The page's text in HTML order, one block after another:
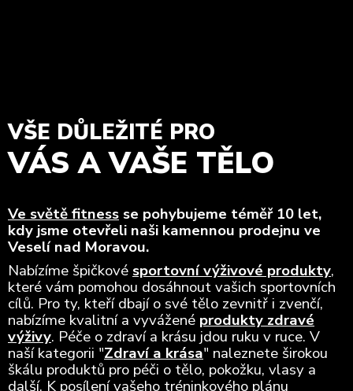
VŠE DŮLEŽITÉ PRO
VÁS A VAŠE TĚLO
Ve světě fitness se pohybujeme téměř 10 let,
kdy jsme otevřeli naši kamennou prodejnu ve
Veselí nad Moravou.
Nabízíme špičkové sportovní výživové produkty,
které vám pomohou dosáhnout vašich sportovních
cílů. Pro ty, kteří dbají o své tělo zevnitř i zvenčí,
nabízíme kvalitní a vyvážené produkty zdravé
výživy. Péče o zdraví a krásu jdou ruku v ruce. V
naší kategorii "Zdraví a krása" naleznete širokou
škálu produktů pro péči o tělo, pokožku, vlasy a
další. K posílení vašeho tréninkového plánu